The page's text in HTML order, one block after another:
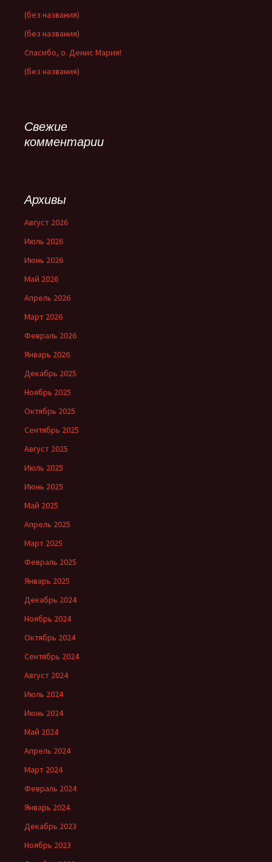
(без названия)
(без названия)
Спасибо, о. Денис Мария!
(без названия)
Свежие
комментарии
Архивы
Август 2026
Июль 2026
Июнь 2026
Май 2026
Апрель 2026
Март 2026
Февраль 2026
Январь 2026
Декабрь 2025
Ноябрь 2025
Октябрь 2025
Сентябрь 2025
Август 2025
Июль 2025
Июнь 2025
Май 2025
Апрель 2025
Март 2025
Февраль 2025
Январь 2025
Декабрь 2024
Ноябрь 2024
Октябрь 2024
Сентябрь 2024
Август 2024
Июль 2024
Июнь 2024
Май 2024
Апрель 2024
Март 2024
Февраль 2024
Январь 2024
Декабрь 2023
Ноябрь 2023